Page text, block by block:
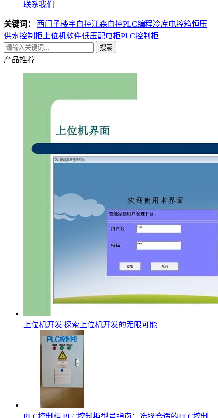
联系我们
关键词： 西门子楼宇自控江森自控PLC编程冷库电控箱恒压
供水控制柜 上位机软件低压配电柜PLC控制柜
搜索
产品推荐
上位机开发|探索上位机开发的无限可能
PLC控制柜|PLC控制柜型号指南：选择合适的PLC控制